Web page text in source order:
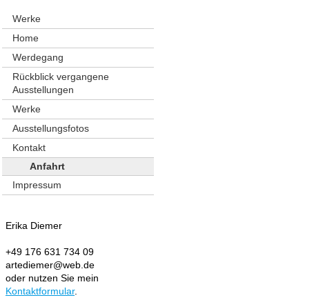
Werke
Home
Werdegang
Rückblick vergangene
Ausstellungen
Werke
Ausstellungsfotos
Kontakt
Anfahrt
Impressum
Erika Diemer
+49 176 631 734 09
artediemer@web.de
oder nutzen Sie mein
Kontaktformular.